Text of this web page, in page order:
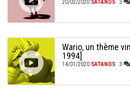
20/02/2020 SATANOS 3
Wario, un thème
1994]
14/01/2020 SATANOS 3